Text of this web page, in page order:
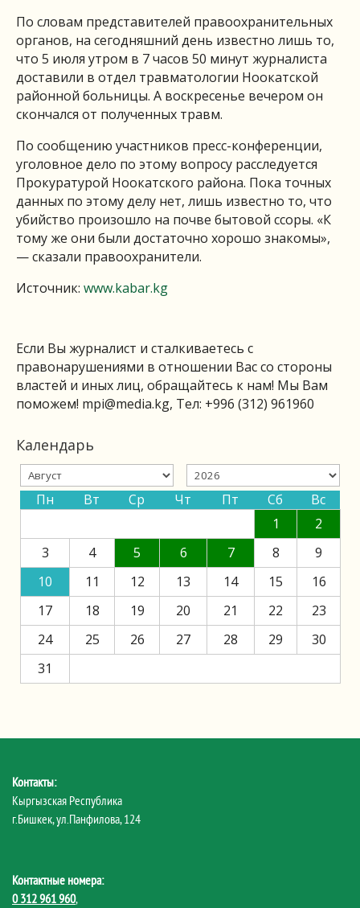
По словам представителей правоохранительных
органов, на сегодняшний день известно лишь то,
что 5 июля утром в 7 часов 50 минут журналиста
доставили в отдел травматологии Ноокатской
районной больницы. А воскресенье вечером он
скончался от полученных травм.
По сообщению участников пресс-конференции,
уголовное дело по этому вопросу расследуется
Прокуратурой Ноокатского района. Пока точных
данных по этому делу нет, лишь известно то, что
убийство произошло на почве бытовой ссоры. «К
тому же они были достаточно хорошо знакомы»,
— сказали правоохранители.
Источник: www.kabar.kg
Если Вы журналист и сталкиваетесь с
правонарушениями в отношении Вас со стороны
властей и иных лиц, обращайтесь к нам! Мы Вам
поможем! mpi@media.kg, Тел: +996 (312) 961960
Календарь
Пн Вт Ср Чт Пт Сб
Вс
1
2
3
4 5 6 7 8
9
10
11 12 13 14 15
16
17
18 19 20 21 22
23
24
25 26 27 28 29
30
31
Контакты:
Кыргызская Республика
г.Бишкек, ул.Панфилова, 124
Контактные номера:
0 312 961 960,